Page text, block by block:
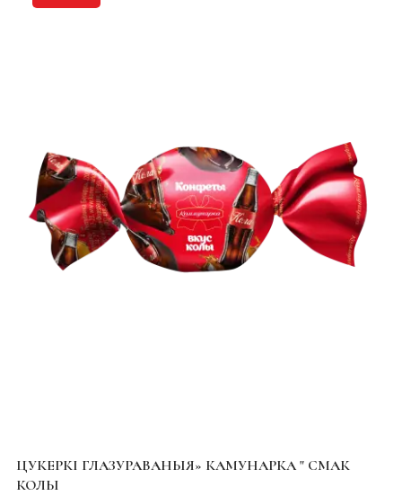
ЦУКЕРКІ ГЛАЗУРАВАНЫЯ» КАМУНАРКА " СМАК
КОЛЫ